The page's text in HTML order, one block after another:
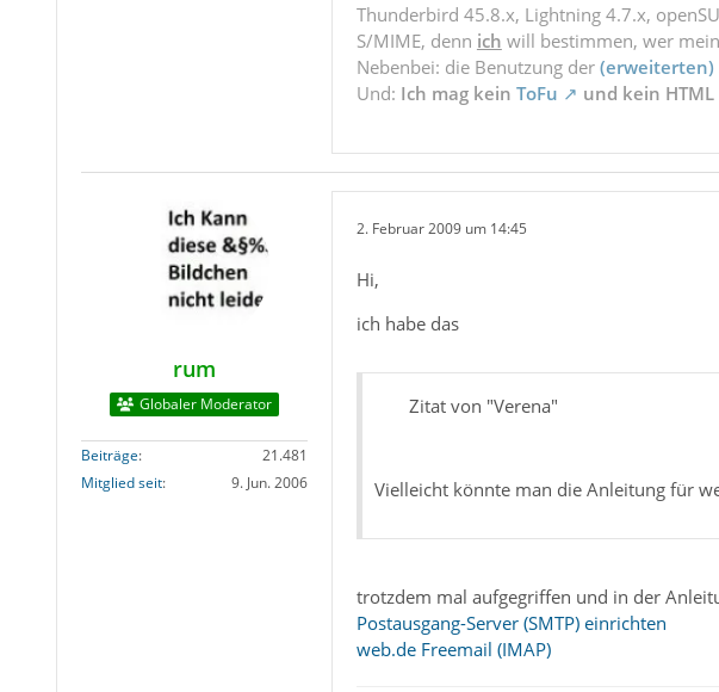
Thunderbird 45.8.x, Lightning 4.7.x,
S/MIME, denn ich will bestimmen, wer
Nebenbei: die Benutzung der (erweiterten)
Und: Ich mag kein ToFu und kein HTML
rum
Globaler Moderator
Beiträge
21.481
Mitglied seit
9. Jun. 2006
2. Februar 2009 um 14:45
Hi,
ich habe das
Zitat von "Verena"
Vielleicht könnte man die Anleitung für
trotzdem mal aufgegriffen und in der
Postausgang-Server (SMTP) einrichten
web.de Freemail (IMAP)